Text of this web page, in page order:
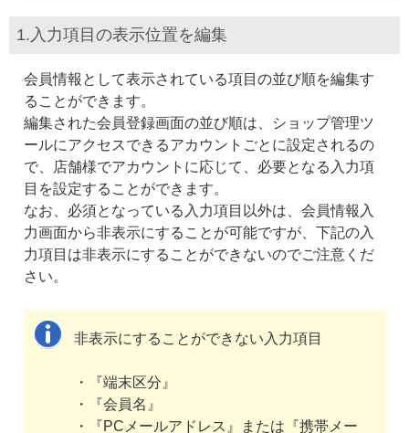
1.入力項目の表示位置を編集
会員情報として表示されている項目の並び順を編集す
ることができます。
編集された会員登録画面の並び順は、ショップ管理ツ
ールにアクセスできるアカウントごとに設定されるの
で、店舗様でアカウントに応じて、必要となる入力項
目を設定することができます。
なお、必須となっている入力項目以外は、会員情報入
力画面から非表示にすることが可能ですが、下記の入
力項目は非表示にすることができないのでご注意くだ
さい。
非表示にすることができない入力項目
・『端末区分』
・『会員名』
・『PCメールアドレス』または『携帯メー